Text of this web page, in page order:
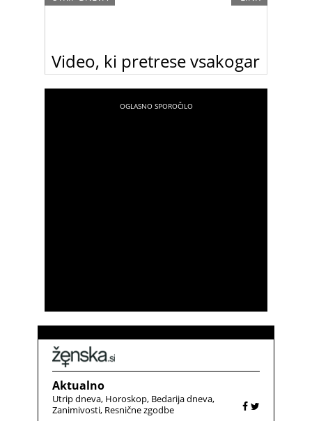
Video, ki pretrese vsakogar
fotografija na dan v najhujšem letu življenja”, ki
Aktualno
Utrip dneva Horoskop Bedarija dneva
Zanimivosti Resnične zgodbe